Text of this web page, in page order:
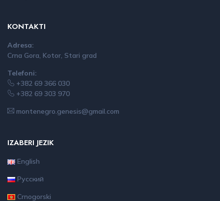
KONTAKTI
Adresa:
Crna Gora, Kotor, Stari grad
Telefoni:
+382 69 366 030
+382 69 303 970
montenegro.genesis@gmail.com
IZABERI JEZIK
English
Русский
Crnogorski